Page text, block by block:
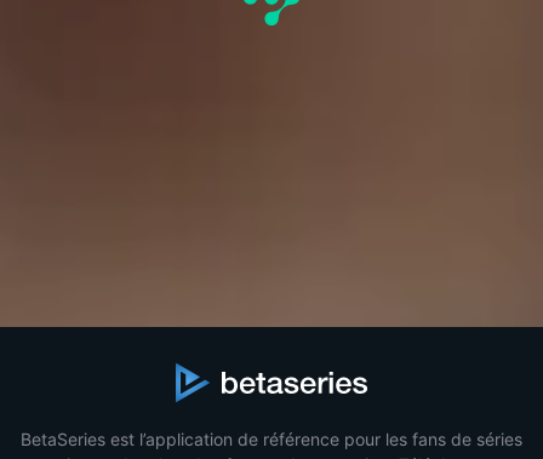
BetaSeries est l’application de référence pour les fans de séries